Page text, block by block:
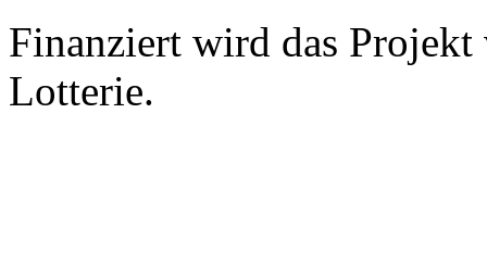
Finanziert wird das Projekt
Lotterie.